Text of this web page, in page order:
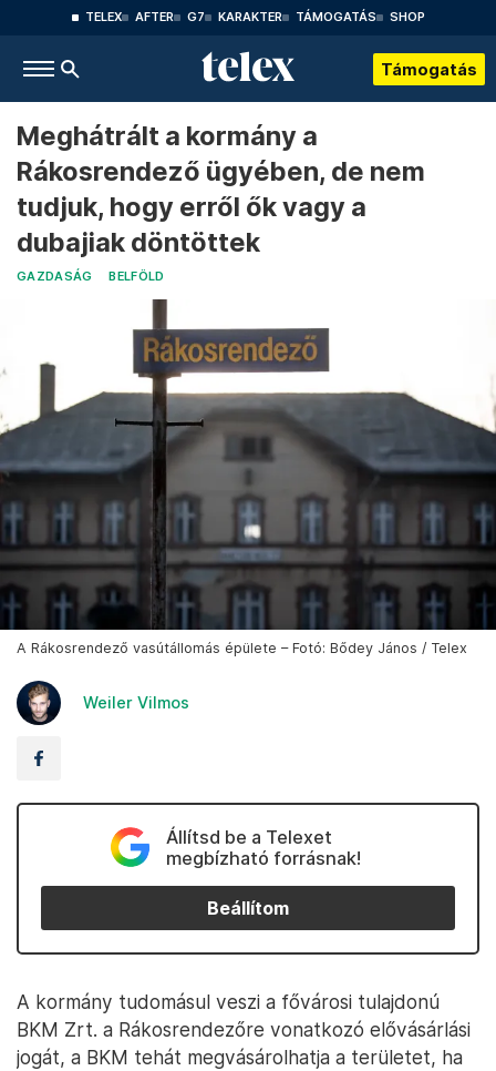
TELEX AFTER G7 KARAKTER TÁMOGATÁS SHOP
Támogatás
Meghátrált a kormány a
Rákosrendező ügyében, de nem
tudjuk, hogy erről ők vagy a
dubajiak döntöttek
GAZDASÁG BELFÖLD
A Rákosrendező vasútállomás épülete – Fotó: Bődey János / Telex
Weiler Vilmos
Állítsd be a Telexet
megbízható forrásnak!
Beállítom
A kormány tudomásul veszi a fővárosi tulajdonú
BKM Zrt. a Rákosrendezőre vonatkozó elővásárlási
jogát, a BKM tehát megvásárolhatja a területet, ha